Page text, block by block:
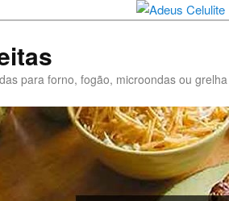
para forno, fogão, microondas ou grelha